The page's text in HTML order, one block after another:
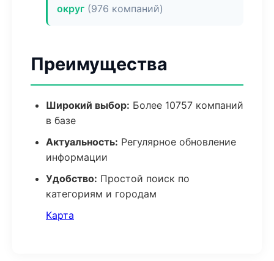
округ (976 компаний)
Преимущества
Широкий выбор: Более 10757 компаний
в базе
Актуальность: Регулярное обновление
информации
Удобство: Простой поиск по
категориям и городам
Карта